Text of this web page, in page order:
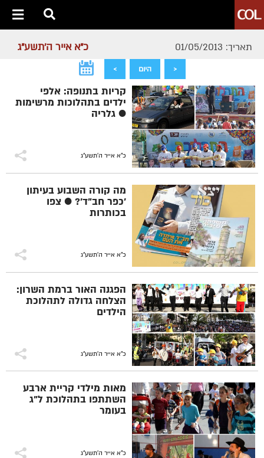
תאריך: 01/05/2013 כ"א אייר ה׳תשע״ג
< היום >
קריות בתנופה: אלפי
ילדים בתהלוכות מרשימות
● גלריה
כ"א אייר ה׳תשע״ג
מה קורה השבוע בעיתון
'כפר חב"ד'? ● צפו
בכותרות
כ"א אייר ה׳תשע״ג
הפגנה האור ברמת השרון:
הצלחה גדולה לתהלוכת
הילדים
כ"א אייר ה׳תשע״ג
מאות מילדי קריית ארבע
השתתפו בתהלוכת ל"ג
בעומר
כ"א אייר ה׳תשע״ג